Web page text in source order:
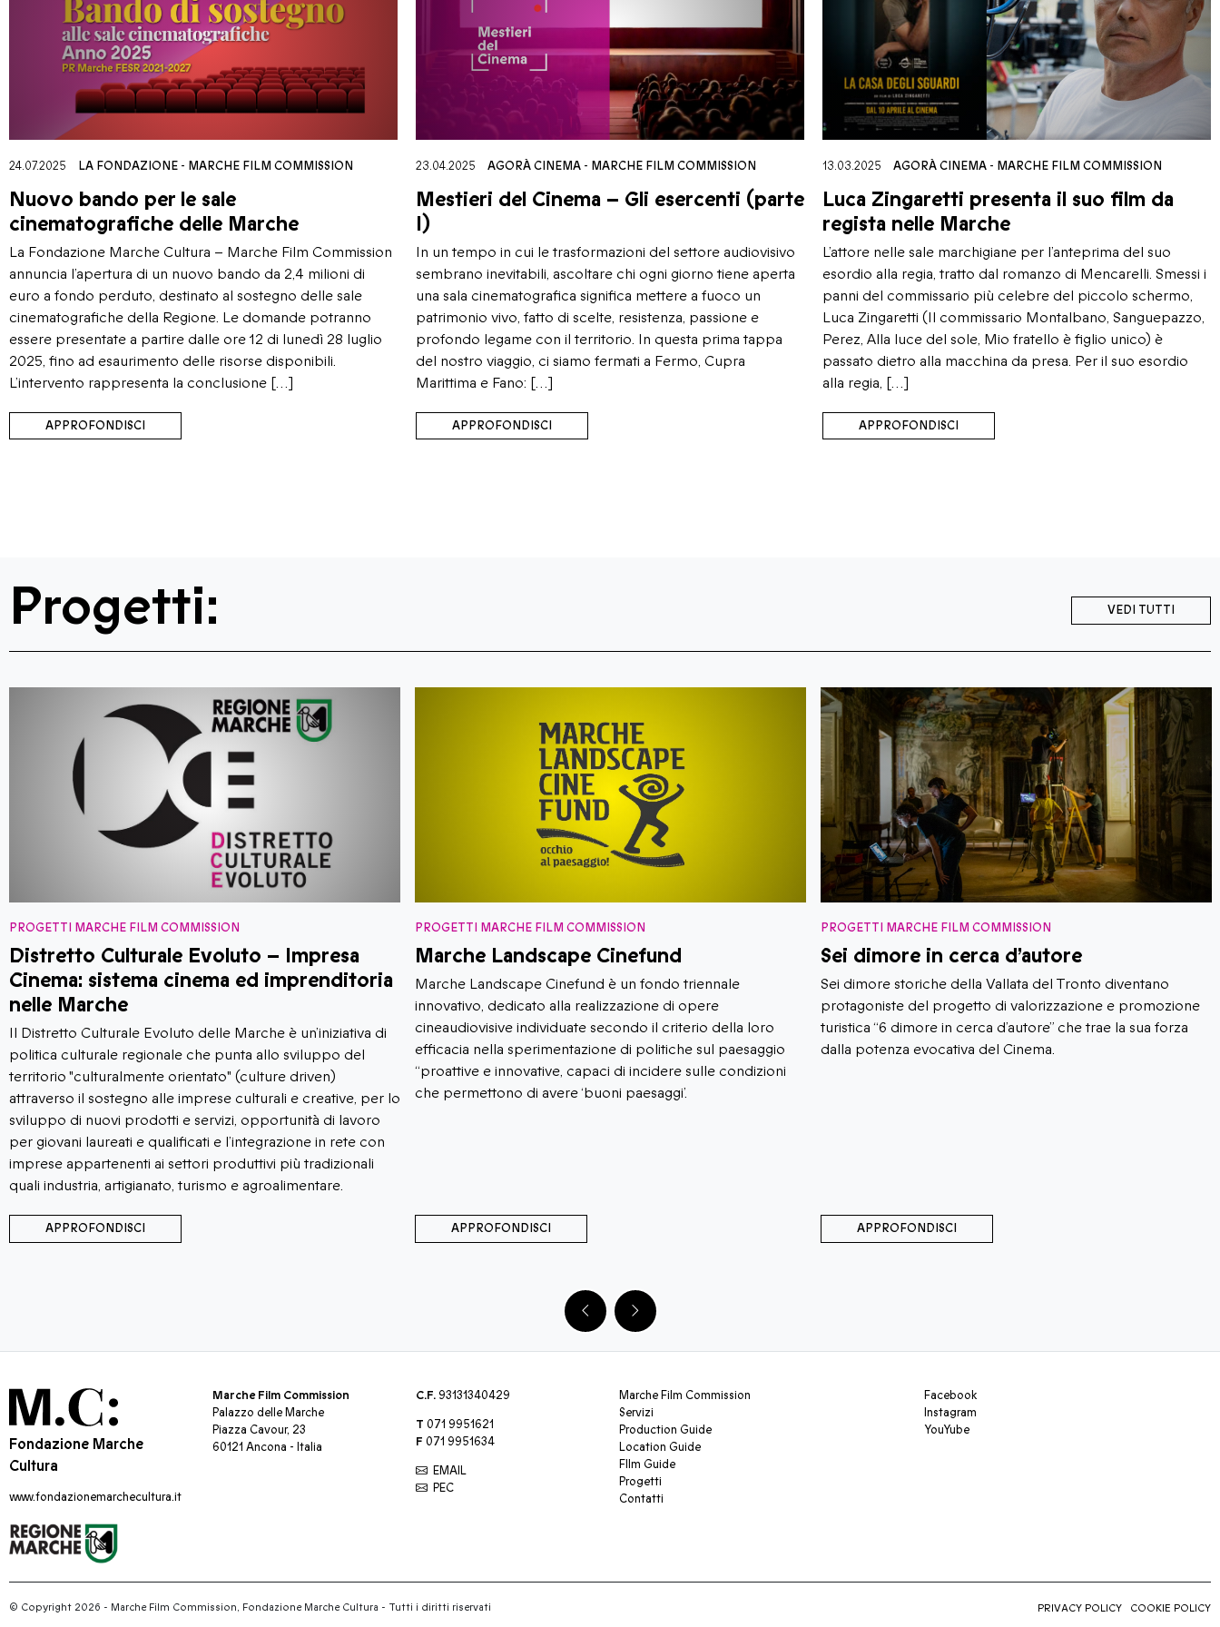
24.07.2025 LA FONDAZIONE- MARCHE FILM COMMISSION
Nuovo bando per le sale
cinematografiche delle Marche
La Fondazione Marche Cultura – Marche Film Commission
annuncia l’apertura di un nuovo bando da 2,4 milioni di
euro a fondo perduto, destinato al sostegno delle sale
cinematografiche della Regione. Le domande potranno
essere presentate a partire dalle ore 12 di lunedì 28 luglio
2025, fino ad esaurimento delle risorse disponibili.
L’intervento rappresenta la conclusione […]
APPROFONDISCI
23.04.2025 AGORÀ CINEMA- MARCHE FILM COMMISSION
Mestieri del Cinema – Gli esercenti (parte
I)
In un tempo in cui le trasformazioni del settore audiovisivo
sembrano inevitabili, ascoltare chi ogni giorno tiene aperta
una sala cinematografica significa mettere a fuoco un
patrimonio vivo, fatto di scelte, resistenza, passione e
profondo legame con il territorio. In questa prima tappa
del nostro viaggio, ci siamo fermati a Fermo, Cupra
Marittima e Fano: […]
APPROFONDISCI
13.03.2025 AGORÀ CINEMA- MARCHE FILM COMMISSION
Luca Zingaretti presenta il suo film da
regista nelle Marche
L’attore nelle sale marchigiane per l’anteprima del suo
esordio alla regia, tratto dal romanzo di Mencarelli. Smessi i
panni del commissario più celebre del piccolo schermo,
Luca Zingaretti (Il commissario Montalbano, Sanguepazzo,
Perez, Alla luce del sole, Mio fratello è figlio unico) è
passato dietro alla macchina da presa. Per il suo esordio
alla regia, […]
APPROFONDISCI
Progetti: VEDI TUTTI
PROGETTI MARCHE FILM COMMISSION
Distretto Culturale Evoluto – Impresa
Cinema: sistema cinema ed imprenditoria
nelle Marche
Il Distretto Culturale Evoluto delle Marche è un’iniziativa di
politica culturale regionale che punta allo sviluppo del
territorio "culturalmente orientato" (culture driven)
attraverso il sostegno alle imprese culturali e creative, per lo
sviluppo di nuovi prodotti e servizi, opportunità di lavoro
per giovani laureati e qualificati e l’integrazione in rete con
imprese appartenenti ai settori produttivi più tradizionali
quali industria, artigianato, turismo e agroalimentare.
APPROFONDISCI
PROGETTI MARCHE FILM COMMISSION
Marche Landscape Cinefund
Marche Landscape Cinefund è un fondo triennale
innovativo, dedicato alla realizzazione di opere
cineaudiovisive individuate secondo il criterio della loro
efficacia nella sperimentazione di politiche sul paesaggio
“proattive e innovative, capaci di incidere sulle condizioni
che permettono di avere ‘buoni paesaggi’.
APPROFONDISCI
PROGETTI MARCHE FILM COMMISSION
Sei dimore in cerca d’autore
Sei dimore storiche della Vallata del Tronto diventano
protagoniste del progetto di valorizzazione e promozione
turistica “6 dimore in cerca d’autore” che trae la sua forza
dalla potenza evocativa del Cinema.
APPROFONDISCI
Fondazione Marche
Cultura
www.fondazionemarchecultura.it
Marche Film Commission
Palazzo delle Marche
Piazza Cavour, 23
60121 Ancona - Italia
C.F.93131340429
T 071 9951621
F 071 9951634
EMAIL
PEC
Marche Film Commission
Servizi
Production Guide
Location Guide
FIlm Guide
Progetti
Contatti
Facebook
Instagram
YouYube
© Copyright 2026 - Marche Film Commission, Fondazione Marche Cultura - Tutti i diritti riservati PRIVACY POLICY COOKIE POLICY